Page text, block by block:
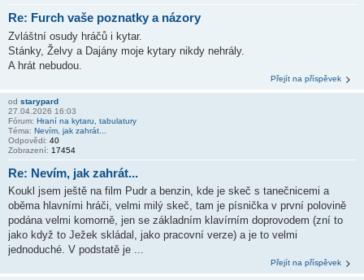
Re: Furch vaše poznatky a názory
Zvláštní osudy hráčů i kytar.
Stánky, Želvy a Dajány moje kytary nikdy nehrály.
A hrát nebudou.
Přejít na příspěvek
od starypard
27.04.2026 16:03
Fórum: Hraní na kytaru, tabulatury
Téma: Nevím, jak zahrát...
Odpovědi: 40
Zobrazení: 17454
Re: Nevím, jak zahrát...
Koukl jsem ještě na film Pudr a benzin, kde je skeč s tanečnicemi a
oběma hlavními hráči, velmi milý skeč, tam je písnička v první polovině
podána velmi komorně, jen se základním klavírním doprovodem (zní to
jako když to Ježek skládal, jako pracovní verze) a je to velmi
jednoduché. V podstatě je ...
Přejít na příspěvek